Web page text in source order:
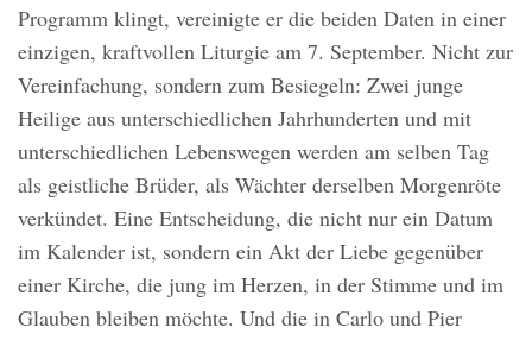
Programm klingt, vereinigte er die beiden Daten in einer
einzigen, kraftvollen Liturgie am 7. September. Nicht zur
Vereinfachung, sondern zum Besiegeln: Zwei junge
Heilige aus unterschiedlichen Jahrhunderten und mit
unterschiedlichen Lebenswegen werden am selben Tag
als geistliche Brüder, als Wächter derselben Morgenröte
verkündet. Eine Entscheidung, die nicht nur ein Datum
im Kalender ist, sondern ein Akt der Liebe gegenüber
einer Kirche, die jung im Herzen, in der Stimme und im
Glauben bleiben möchte. Und die in Carlo und Pier